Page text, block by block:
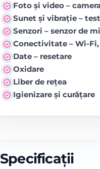
Foto și video –
Sunet și vibrație –
Senzori – senzor de
Conectivitate – Wi-Fi,
Date – resetare
Oxidare
Liber de rețea
Igienizare și curățare
Specificații